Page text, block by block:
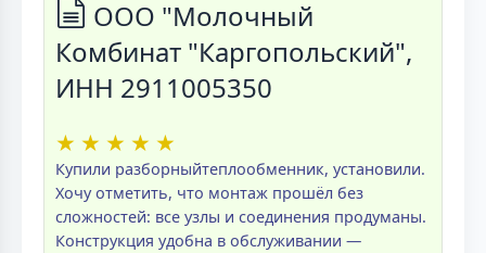
ООО "Молочный
Комбинат "Каргопольский",
ИНН 2911005350
★ ★ ★ ★ ★
Купили разборныйтеплообменник, установили.
Хочу отметить, что монтаж прошёл без
сложностей: все узлы и соединения продуманы.
Конструкция удобна в обслуживании —